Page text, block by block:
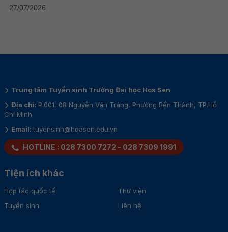
27/07/2026
Trung tâm Tuyển sinh Trường Đại học Hoa Sen
Địa chỉ: P.001, 08 Nguyễn Văn Tráng, Phường Bến Thành, TP.Hồ
Chí Minh
Email:tuyensinh@hoasen.edu.vn
HOTLINE : 028 7300 7272 - 028 7309 1991
Tiện ích khác
Hợp tác quốc tế
Tuyển sinh
Thư viện
Liên hệ